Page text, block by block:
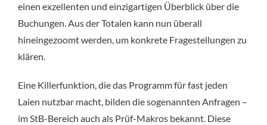
einen exzellenten und einzigartigen Überblick über die
Buchungen. Aus der Totalen kann nun überall
hineingezoomt werden, um konkrete Fragestellungen zu
klären.
Eine Killerfunktion, die das Programm für fast jeden
Laien nutzbar macht, bilden die sogenannten Anfragen –
im StB-Bereich auch als Prüf-Makros bekannt. Diese